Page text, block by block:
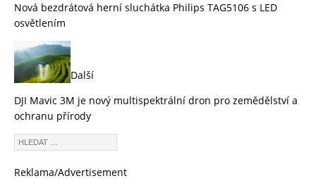
Nová bezdrátová herní sluchátka Philips TAG5106 s LED
osvětlením
Další
DJI Mavic 3M je nový multispektrální dron pro zemědělství a
ochranu přírody
Reklama/Advertisement